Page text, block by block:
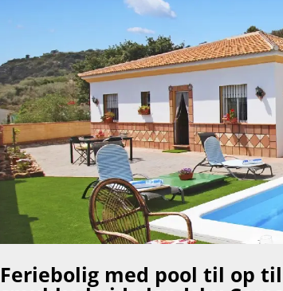
Feriebolig med pool til op